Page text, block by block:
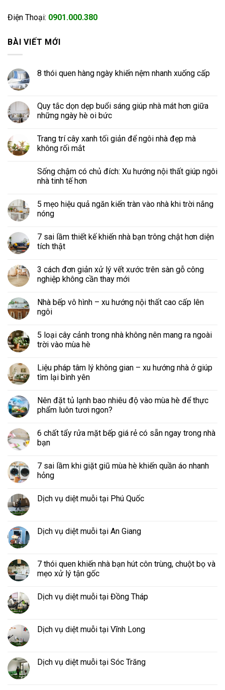
Điện Thoại: 0901.000.380
BÀI VIẾT MỚI
8 thói quen hàng ngày khiến nệm nhanh xuống cấp
Quy tắc dọn dẹp buổi sáng giúp nhà mát hơn giữa
những ngày hè oi bức
Trang trí cây xanh tối giản để ngôi nhà đẹp mà
không rối mắt
Sống chậm có chủ đích: Xu hướng nội thất giúp ngôi
nhà tinh tế hơn
5 mẹo hiệu quả ngăn kiến tràn vào nhà khi trời nắng
nóng
7 sai lầm thiết kế khiến nhà bạn trông chật hơn diện
tích thật
3 cách đơn giản xử lý vết xước trên sàn gỗ công
nghiệp không cần thay mới
Nhà bếp vô hình – xu hướng nội thất cao cấp lên
ngôi
5 loại cây cảnh trong nhà không nên mang ra ngoài
trời vào mùa hè
Liệu pháp tâm lý không gian – xu hướng nhà ở giúp
tìm lại bình yên
Nên đặt tủ lạnh bao nhiêu độ vào mùa hè để thực
phẩm luôn tươi ngon?
6 chất tẩy rửa mặt bếp giá rẻ có sẵn ngay trong nhà
bạn
7 sai lầm khi giặt giũ mùa hè khiến quần áo nhanh
hỏng
Dịch vụ diệt muỗi tại Phú Quốc
Dịch vụ diệt muỗi tại An Giang
7 thói quen khiến nhà bạn hút côn trùng, chuột bọ và
mẹo xử lý tận gốc
Dịch vụ diệt muỗi tại Đồng Tháp
Dịch vụ diệt muỗi tại Vĩnh Long
Dịch vụ diệt muỗi tại Sóc Trăng